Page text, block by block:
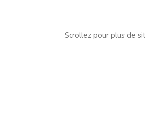
Scrollez pour plus de